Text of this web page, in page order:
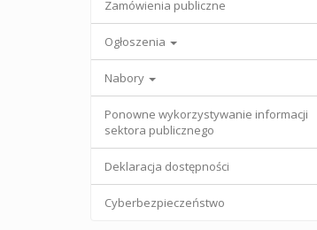
Zamówienia publiczne
Ogłoszenia
Nabory
Ponowne wykorzystywanie informacji
sektora publicznego
Deklaracja dostępności
Cyberbezpieczeństwo